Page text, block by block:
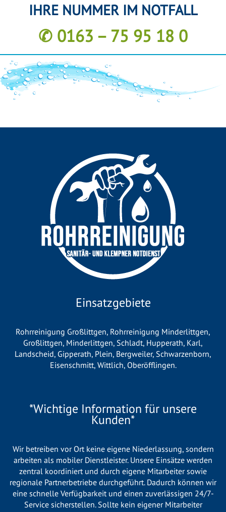
IHRE NUMMER IM NOTFALL
✆ 0163 – 75 95 18 0
Einsatzgebiete
Rohrreinigung Großlittgen, Rohrreinigung Minderlittgen,
Großlittgen, Minderlittgen, Schladt, Hupperath, Karl,
Landscheid, Gipperath, Plein, Bergweiler, Schwarzenborn,
Eisenschmitt, Wittlich, Oberöfflingen.
*Wichtige Information für unsere
Kunden*
Wir betreiben vor Ort keine eigene Niederlassung, sondern
arbeiten als mobiler Dienstleister. Unsere Einsätze werden
zentral koordiniert und durch eigene Mitarbeiter sowie
regionale Partnerbetriebe durchgeführt. Dadurch können wir
eine schnelle Verfügbarkeit und einen zuverlässigen 24/7-
Service sicherstellen. Sollte kein eigener Mitarbeiter